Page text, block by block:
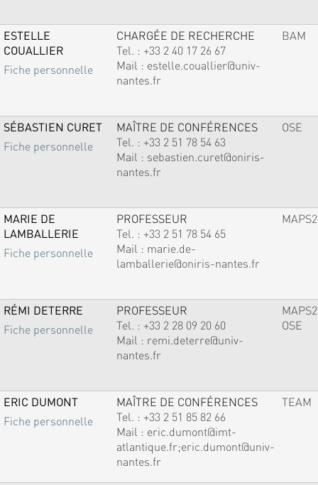
ESTELLE
COUALLIER
Fiche personnelle
CHARGÉE DE RECHERCHE
Tel. : +33 2 40 17 26 67
Mail : estelle.couallier@univ-
nantes.fr
BAM
SÉBASTIEN CURET
Fiche personnelle
MAÎTRE DE CONFÉRENCES
Tel. : +33 2 51 78 54 63
Mail : sebastien.curet@oniris-
nantes.fr
OSE
MARIE DE
LAMBALLERIE
Fiche personnelle
PROFESSEUR
Tel. : +33 2 51 78 54 65
Mail : marie.de-
lamballerie@oniris-nantes.fr
MAPS2
RÉMI DETERRE
Fiche personnelle
PROFESSEUR
Tel. : +33 2 28 09 20 60
Mail : remi.deterre@univ-
nantes.fr
MAPS2
OSE
ERIC DUMONT
Fiche personnelle
MAÎTRE DE CONFÉRENCES
Tel. : +33 2 51 85 82 66
Mail : eric.dumont@imt-
atlantique.fr;eric.dumont@univ-
nantes.fr
TEAM